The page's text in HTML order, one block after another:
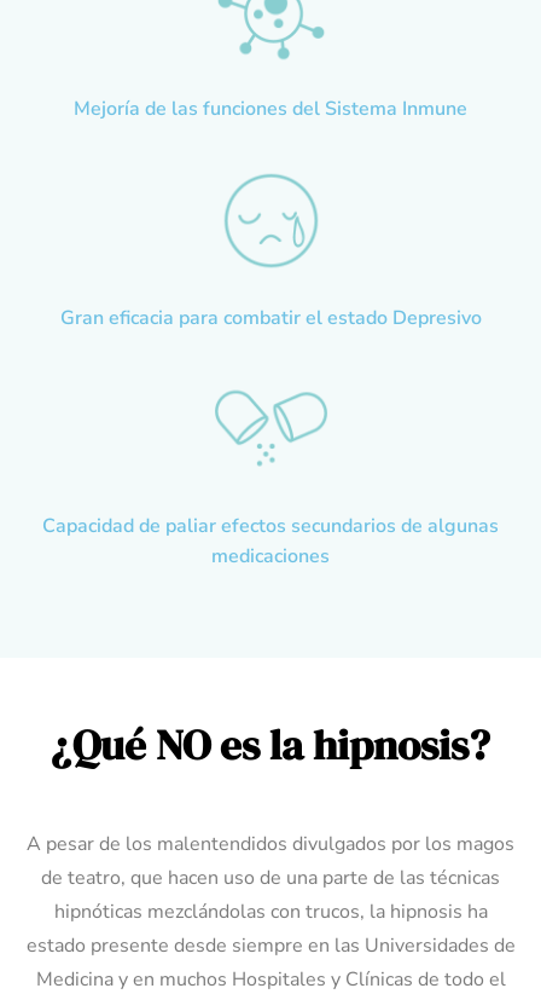
Mejoría de las funciones del Sistema Inmune
Gran eficacia para combatir el estado Depresivo
Capacidad de paliar efectos secundarios de algunas
medicaciones
¿Qué NO es la hipnosis?
A pesar de los malentendidos divulgados por los magos
de teatro, que hacen uso de una parte de las técnicas
hipnóticas mezclándolas con trucos, la hipnosis ha
estado presente desde siempre en las Universidades de
Medicina y en muchos Hospitales y Clínicas de todo el